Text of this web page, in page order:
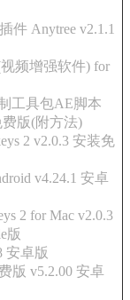
件 Anytree v2.1.1
视频增强软件) for
工具包AE脚本
费版(附方法)
2 v2.0.3 安装免
v4.24.1 安卓
2 for Mac v2.0.3
版
安卓版
版 v5.2.00 安卓